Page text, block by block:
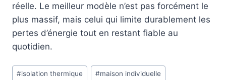
réelle. Le meilleur modèle n’est pas forcément le
plus massif, mais celui qui limite durablement les
pertes d’énergie tout en restant fiable au
quotidien.
Étiquettes
#isolation thermique #maison individuelle